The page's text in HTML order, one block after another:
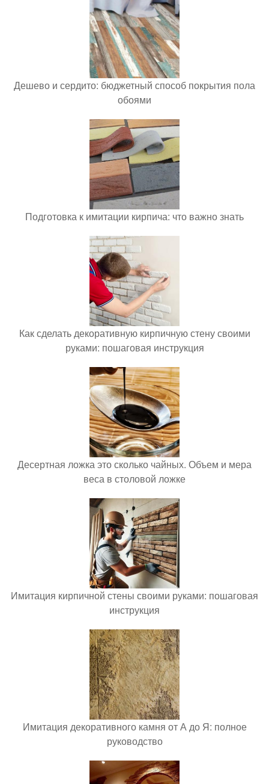
Дешево и сердито: бюджетный способ покрытия пола
обоями
Подготовка к имитации кирпича: что важно знать
Как сделать декоративную кирпичную стену своими
руками: пошаговая инструкция
Десертная ложка это сколько чайных. Объем и мера
веса в столовой ложке
Имитация кирпичной стены своими руками: пошаговая
инструкция
Имитация декоративного камня от А до Я: полное
руководство